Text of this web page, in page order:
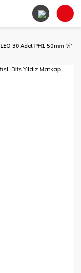
LEO 30 Adet PH1 50mm ¼’’